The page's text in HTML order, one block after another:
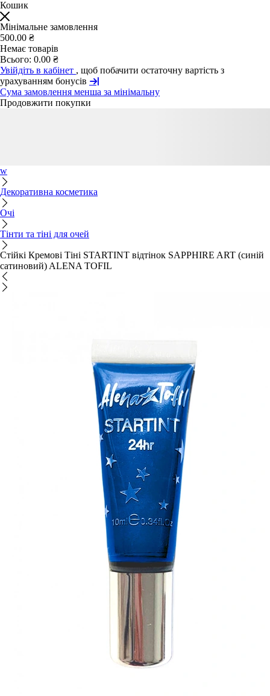
Кошик
Мінімальне замовлення
500.00 ₴
Немає товарів
Всього: 0.00 ₴
Увійдіть в кабінет , щоб побачити остаточну вартість з
урахуванням бонусів
Сума замовлення менша за мінімальну
Продовжити покупки
w
Декоративна косметика
Очі
Тінти та тіні для очей
Стійкі Кремові Тіні STARTINT відтінок SAPPHIRE ART (синій
сатиновий) ALENA TOFIL